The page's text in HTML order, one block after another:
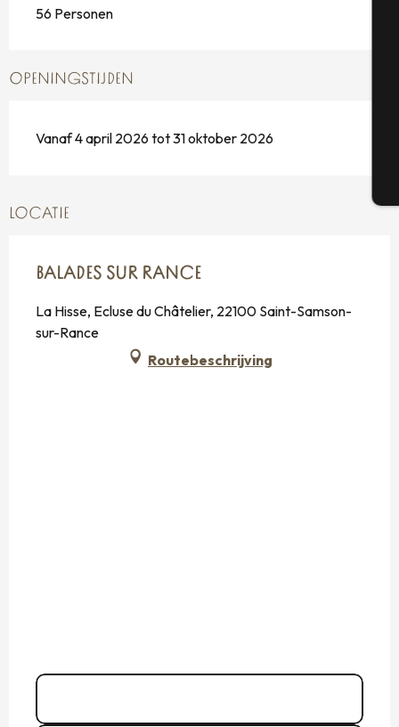
56 Personen
OPENINGSTIJDEN
Vanaf 4 april 2026 tot 31 oktober 2026
LOCATIE
BALADES SUR RANCE
La Hisse, Ecluse du Châtelier, 22100 Saint-Samson-
sur-Rance
Routebeschrijving